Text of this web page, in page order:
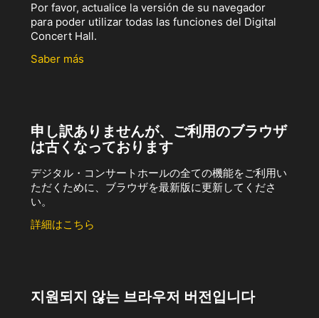
Por favor, actualice la versión de su navegador
para poder utilizar todas las funciones del Digital
Concert Hall.
Saber más
申し訳ありませんが、ご利用のブラウザ
は古くなっております
デジタル・コンサートホールの全ての機能をご利用い
ただくために、ブラウザを最新版に更新してくださ
い。
詳細はこちら
지원되지 않는 브라우저 버전입니다